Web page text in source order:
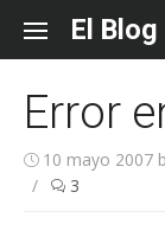
content
El
Error
10 mayo 2007
/
3